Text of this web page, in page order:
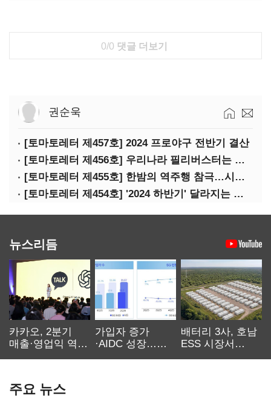
0/0 댓글 더보기
권순욱
[토마토레터 제457호] 2024 프로야구 전반기 결산
[토마토레터 제456호] 우리나라 필리버스터는 어떻게 무용지물이 됐나
[토마토레터 제455호] 한밤의 역주행 참극…시청역 참사의 핵심 쟁점은?
[토마토레터 제454호] '2024 하반기' 달라지는 정책들 정리(하)
뉴스리듬
카카오, 2분기
매출·영업익 역대
가입자 증가
·AIDC 성장…
배터리 3사, 호남
ESS 시장서
주요 뉴스